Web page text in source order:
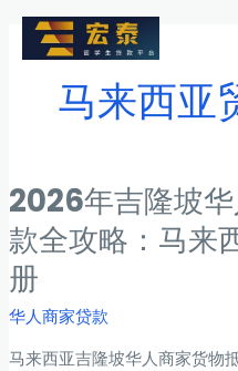
马来西亚
2026年吉隆坡
款全攻略：马来
册
华人商家贷款
马来西亚吉隆坡华人商家货物